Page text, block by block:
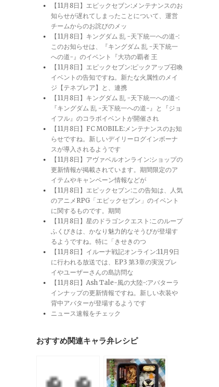
【11月8日】エピックセブン:メンテナンスのお
知らせが遅れてしまったことについて、運営
チームからのお詫びのメッ
【11月8日】キングダム 乱 -天下統一への道-:
このお知らせは、『キングダム 乱 -天下統一
への道-』のイベント『大功の覇者 王
【11月8日】エピックセブン:ピックアップ召喚
イベントの告知ですね。新たな火属性のメイ
ジ【テネブレア】と、連携
【11月8日】キングダム 乱 -天下統一への道-:
『キングダム 乱 -天下統一への道-』と『ジョ
イフル』のコラボイベントが開催され
【11月8日】FC MOBILE:メンテナンスのお知
らせですね。新しいデイリーログインボーナ
スが導入されるようです
【11月8日】アヴァベルオンライン:ショップの
更新情報が掲載されています。期間限定のア
イテムやキャンペーン情報などが
【11月8日】エピックセブン:この告知は、人気
のアニメRPG「エピックセブン」のイベント
に関するものです。期間
【11月8日】星のドラゴンクエスト:このループ
ふくびきは、かなり魅力的なそうびが登場す
るようですね。特に「きせきのつ
【11月8日】イルーナ戦記オンライン:11月9日
に行われる放送では、EP3 第3章の実況プレ
イやユーザーさんの島訪問な
【11月8日】Ash Tale-風の大陸-:アバターラ
インナップの更新情報ですね。新しい衣装や
背中アバターが登場するようです
ニュース速報をチェック
おすすめ関連キャラ弁レシピ